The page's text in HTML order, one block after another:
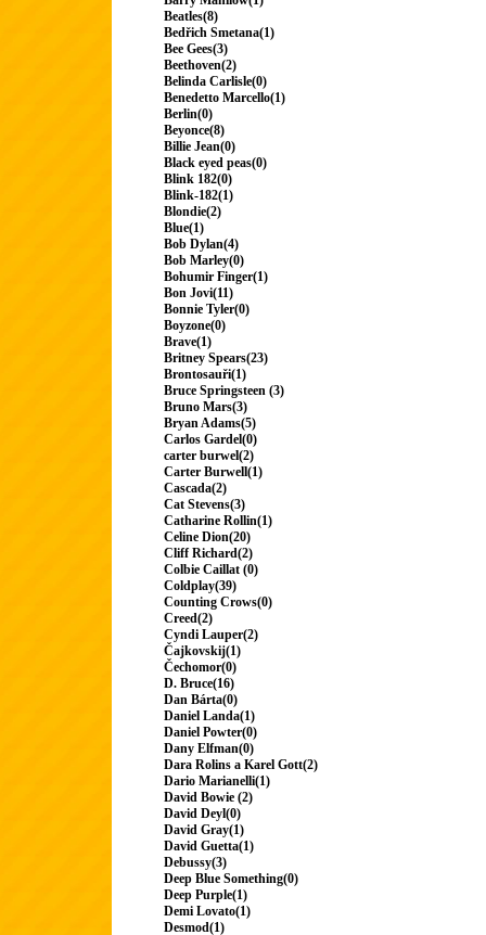
Beatles(8)
Bedřich Smetana(1)
Bee Gees(3)
Beethoven(2)
Belinda Carlisle(0)
Benedetto Marcello(1)
Berlin(0)
Beyonce(8)
Billie Jean(0)
Black eyed peas(0)
Blink 182(0)
Blink-182(1)
Blondie(2)
Blue(1)
Bob Dylan(4)
Bob Marley(0)
Bohumir Finger(1)
Bon Jovi(11)
Bonnie Tyler(0)
Boyzone(0)
Brave(1)
Britney Spears(23)
Brontosauři(1)
Bruce Springsteen (3)
Bruno Mars(3)
Bryan Adams(5)
Carlos Gardel(0)
carter burwel(2)
Carter Burwell(1)
Cascada(2)
Cat Stevens(3)
Catharine Rollin(1)
Celine Dion(20)
Cliff Richard(2)
Colbie Caillat (0)
Coldplay(39)
Counting Crows(0)
Creed(2)
Cyndi Lauper(2)
Čajkovskij(1)
Čechomor(0)
D. Bruce(16)
Dan Bárta(0)
Daniel Landa(1)
Daniel Powter(0)
Dany Elfman(0)
Dara Rolins a Karel Gott(2)
Dario Marianelli(1)
David Bowie (2)
David Deyl(0)
David Gray(1)
David Guetta(1)
Debussy(3)
Deep Blue Something(0)
Deep Purple(1)
Demi Lovato(1)
Desmod(1)